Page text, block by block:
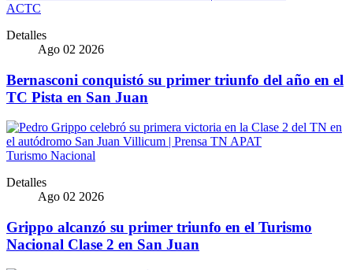
ACTC
Detalles
Ago 02 2026
Bernasconi conquistó su primer triunfo del año en el
TC Pista en San Juan
Turismo Nacional
Detalles
Ago 02 2026
Grippo alcanzó su primer triunfo en el Turismo
Nacional Clase 2 en San Juan